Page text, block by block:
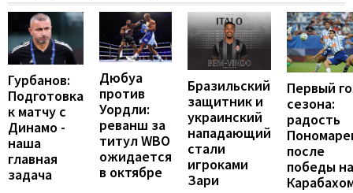
Гурбанов:
Подготовка
к матчу с
Динамо -
наша
главная
задача
Дюбуа
против
Уордли:
реванш за
титул WBO
ожидается
в октябре
Бразильский
защитник и
украинский
нападающий
стали
игроками
Зари
Первый
сезона:
радость
после
победы